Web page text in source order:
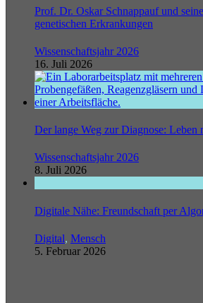
Prof. Dr. Oskar Schnappauf und
genetischen Erkrankungen
Wissenschaftsjahr 2026
16. Juli 2026
Der lange Weg zur Diagnose: Leben
Wissenschaftsjahr 2026
8. Juli 2026
Digitale Nähe: Freundschaft per
Digital, Mensch
5. Februar 2026